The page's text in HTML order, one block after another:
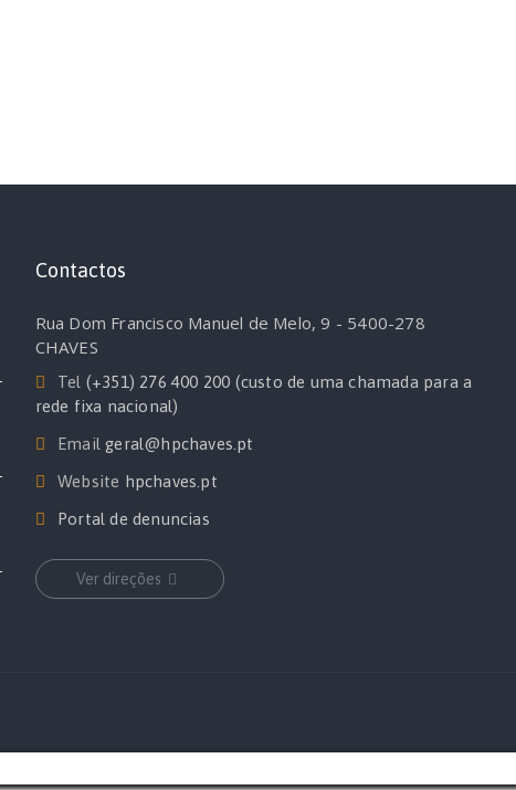
Contactos
Rua Dom Francisco Manuel de Melo, 9 - 5400-278
CHAVES
Tel (+351) 276 400 200 (custo de uma chamada para a
rede fixa nacional)
Emailgeral@hpchaves.pt
Website hpchaves.pt
Portal de denuncias
Ver direções